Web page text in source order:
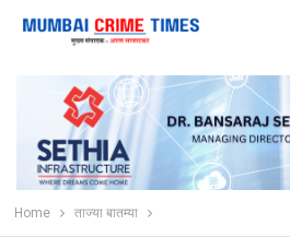
Home ताज्या बातम्या